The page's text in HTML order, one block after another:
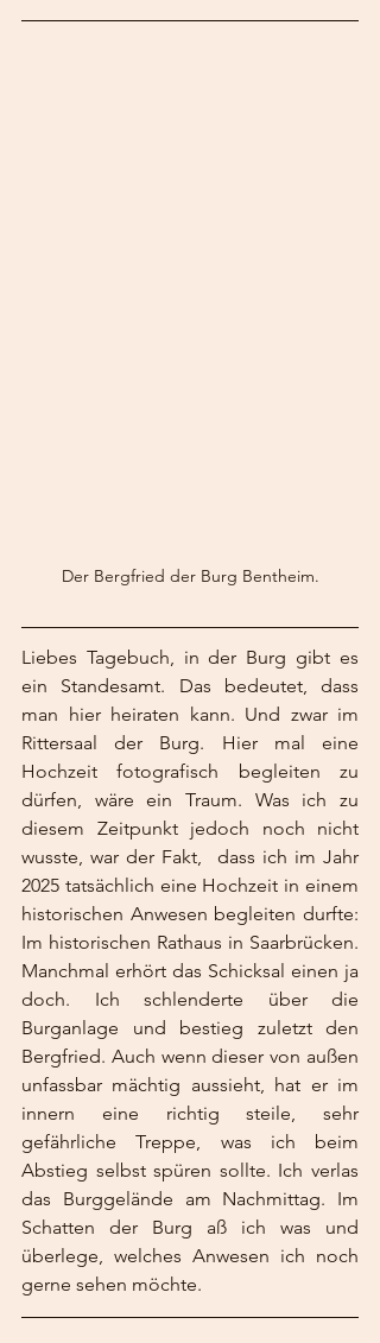
Der Bergfried der Burg Bentheim.
Liebes Tagebuch, in der Burg gibt es
ein Standesamt. Das bedeutet, dass
man hier heiraten kann. Und zwar im
Rittersaal der Burg. Hier mal eine
Hochzeit fotografisch begleiten zu
dürfen, wäre ein Traum. Was ich zu
diesem Zeitpunkt jedoch noch nicht
wusste, war der Fakt,  dass ich im Jahr
2025 tatsächlich eine Hochzeit in einem
historischen Anwesen begleiten durfte:
Im historischen Rathaus in Saarbrücken.
Manchmal erhört das Schicksal einen ja
doch. Ich schlenderte über die
Burganlage und bestieg zuletzt den
Bergfried. Auch wenn dieser von außen
unfassbar mächtig aussieht, hat er im
innern eine richtig steile, sehr
gefährliche Treppe, was ich beim
Abstieg selbst spüren sollte. Ich verlas
das Burggelände am Nachmittag. Im
Schatten der Burg aß ich was und
überlege, welches Anwesen ich noch
gerne sehen möchte.